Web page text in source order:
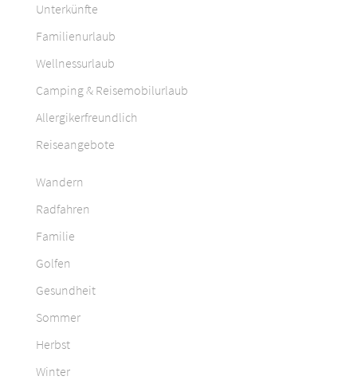
Unterkünfte
Familienurlaub
Wellnessurlaub
Camping & Reisemobilurlaub
Allergikerfreundlich
Reiseangebote
Wandern
Radfahren
Familie
Golfen
Gesundheit
Sommer
Herbst
Winter